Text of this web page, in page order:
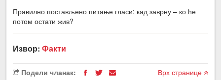
Правилно постављено питање гласи: кад заврну – ко ће
потом остати жив?
Извор:Факти
Подели чланак: Врх странице